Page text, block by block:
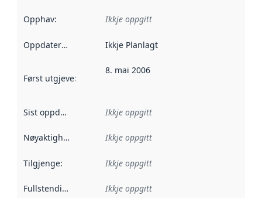
Opphav: Ikkje oppgitt
Oppdateringsfrekvens :
Ikkje Planlagt
Først utgjeve:
8. mai 2006
Sist oppdatert Ikkje oppgitt
Nøyaktigheit Ikkje oppgitt
Tilgjenge: Ikkje oppgitt
Fullstendigheit Ikkje oppgitt